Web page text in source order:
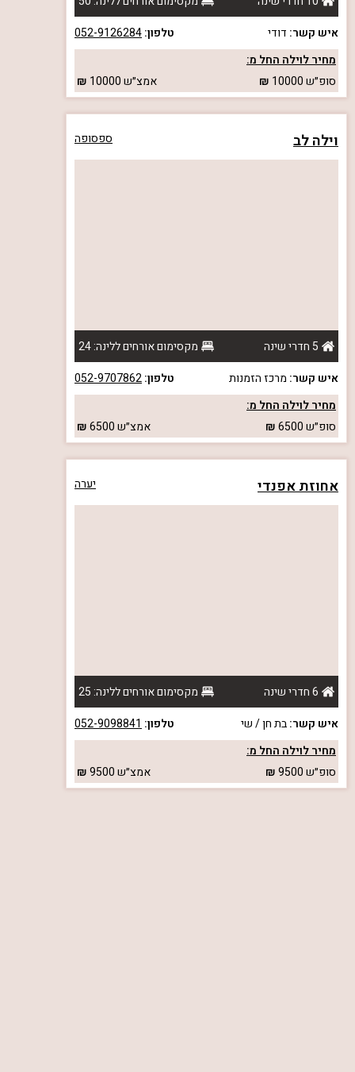
איש קשר: דודי טלפון:052-9126284
מחיר לוילה החל מ:
סופ״ש10000 אמצ״ש10000
וילה לב ספסופה
5 חדרי שינה
מקסימום אורחים ללינה: 24
איש קשר: מרכז הזמנות טלפון:052-9707862
מחיר לוילה החל מ:
סופ״ש6500 אמצ״ש6500
אחוזת אפנדי יערה
6 חדרי שינה
מקסימום אורחים ללינה: 25
איש קשר:בת חן / שי טלפון: 052-9098841
מחיר לוילה החל מ:
סופ״ש9500 אמצ״ש9500